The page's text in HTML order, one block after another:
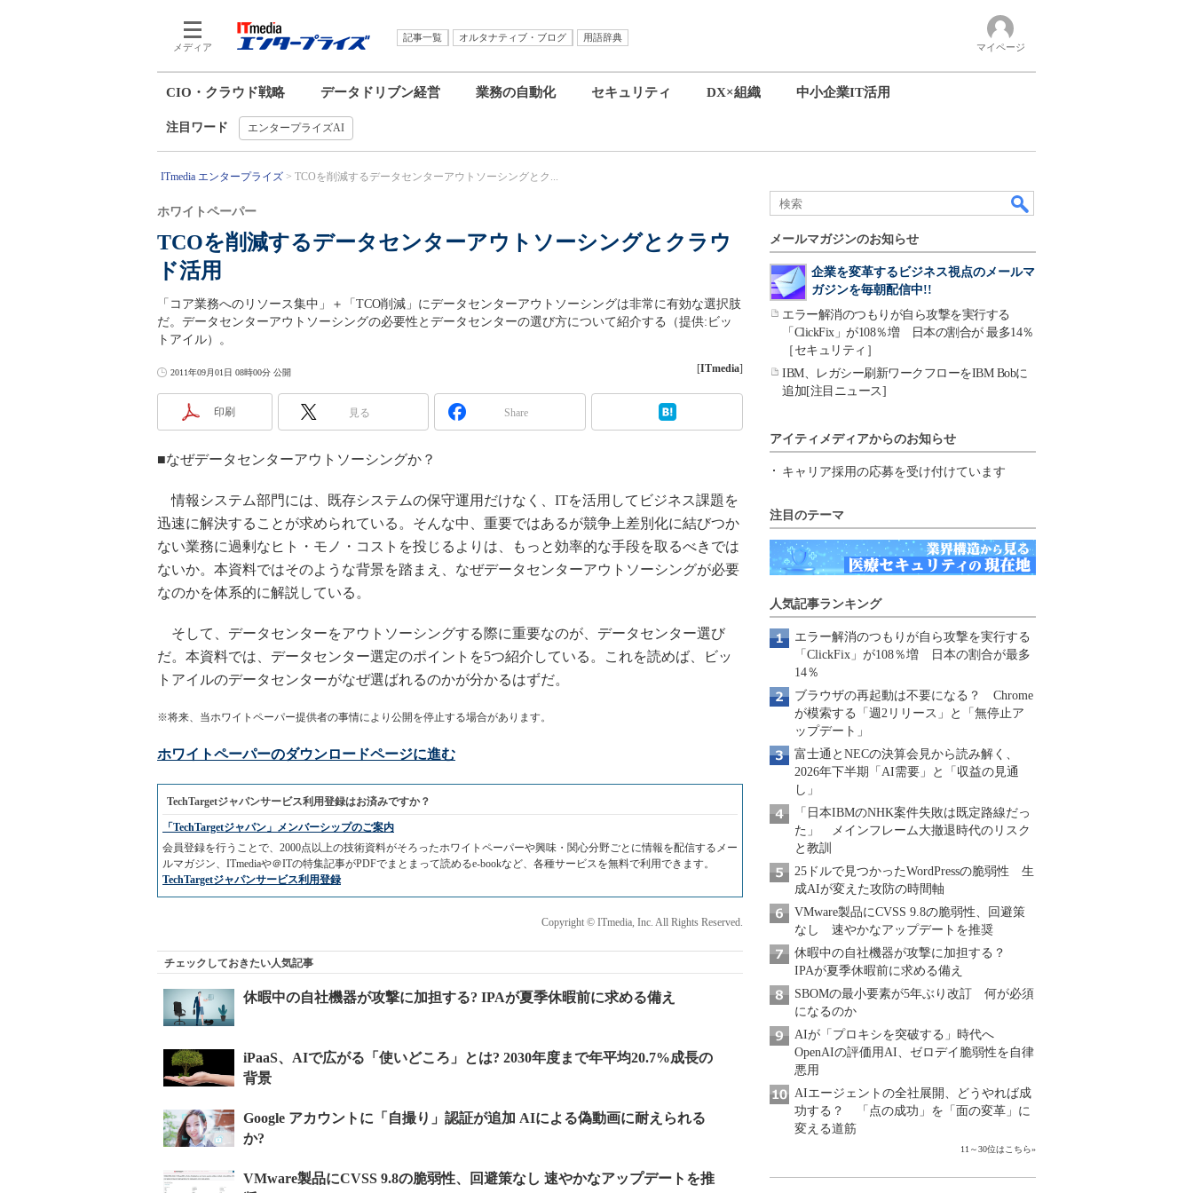
メディア
記事一覧 オルタナティブ・ブログ
用語辞典
マイページ
CIO・クラウド戦略 データドリブン経営 業務の自動化 セキュリティ DX×組織 中小企業IT活用
注目ワード エンタープライズAI
ITmedia エンタープライズ TCOを削減するデータセンターアウトソーシングとク...
TCOを削減するデータセンターアウトソーシングとクラウ
ド活用
ホワイトペーパー
「コア業務へのリソース集中」＋「TCO削減」にデータセンターアウトソーシングは非常に有効な選択肢
だ。データセンターアウトソーシングの必要性とデータセンターの選び方について紹介する（提供:ビッ
トアイル）。
2011年09月01日 08時00分 公開 [ITmedia]
印刷 見る Share
■なぜデータセンターアウトソーシングか？
情報システム部門には、既存システムの保守運用だけなく、ITを活用してビジネス課題を
迅速に解決することが求められている。そんな中、重要ではあるが競争上差別化に結びつか
ない業務に過剰なヒト・モノ・コストを投じるよりは、もっと効率的な手段を取るべきでは
ないか。本資料ではそのような背景を踏まえ、なぜデータセンターアウトソーシングが必要
なのかを体系的に解説している。
そして、データセンターをアウトソーシングする際に重要なのが、データセンター選び
だ。本資料では、データセンター選定のポイントを5つ紹介している。これを読めば、ビッ
トアイルのデータセンターがなぜ選ばれるのかが分かるはずだ。
※将来、当ホワイトペーパー提供者の事情により公開を停止する場合があります。
ホワイトペーパーのダウンロードページに進む
TechTargetジャパンサービス利用登録はお済みですか？
「TechTargetジャパン」メンバーシップのご案内
会員登録を行うことで、2000点以上の技術資料がそろったホワイトペーパーや興味・関心分野ごとに情報を配信するメー
ルマガジン、ITmediaや＠ITの特集記事がPDFでまとまって読めるe-bookなど、各種サービスを無料で利用できます。
TechTargetジャパンサービス利用登録
Copyright © ITmedia, Inc. All Rights Reserved.
チェックしておきたい人気記事
メールマガジンのお知らせ
企業を変革するビジネス視点のメールマ
ガジンを毎朝配信中!!
エラー解消のつもりが自ら攻撃を実行する
「ClickFix」が108％増 日本の割合が 最多14％
［セキュリティ］
IBM、レガシー刷新ワークフローをIBM Bobに
追加[注目ニュース]
アイティメディアからのお知らせ
キャリア採用の応募を受け付けています
注目のテーマ
人気記事ランキング
エラー解消のつもりが自ら攻撃を実行する
「ClickFix」が108％増 日本の割合が最多
14％
ブラウザの再起動は不要になる？ Chrome
が模索する「週2リリース」と「無停止ア
ップデート」
富士通とNECの決算会見から読み解く、
2026年下半期「AI需要」と「収益の見通
し」
「日本IBMのNHK案件失敗は既定路線だっ
た」 メインフレーム大撤退時代のリスク
と教訓
25ドルで見つかったWordPressの脆弱性 生
成AIが変えた攻防の時間軸
VMware製品にCVSS 9.8の脆弱性、回避策
なし 速やかなアップデートを推奨
休暇中の自社機器が攻撃に加担する？
IPAが夏季休暇前に求める備え
SBOMの最小要素が5年ぶり改訂 何が必須
になるのか
AIが「プロキシを突破する」時代へ
OpenAIの評価用AI、ゼロデイ脆弱性を自律
悪用
AIエージェントの全社展開、どうやれば成
功する？ 「点の成功」を「面の変革」に
変える道筋
11～30位はこちら»